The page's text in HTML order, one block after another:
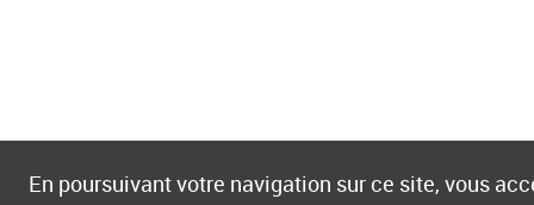
En poursuivant votre navigation sur ce site, vous